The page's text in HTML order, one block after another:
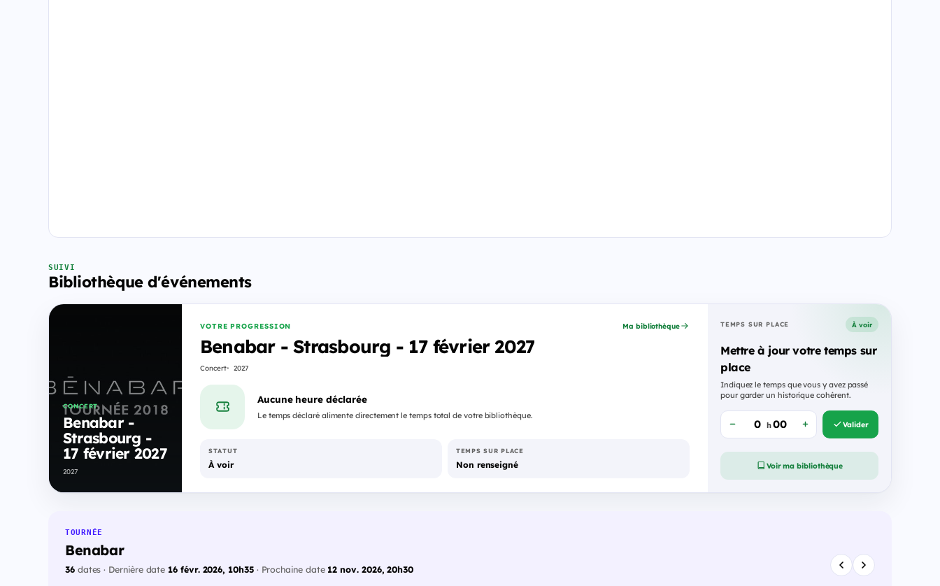
SUIVI
Bibliothèque d'événements
CONCERT
Benabar -
Strasbourg -
17 février 2027
2027
VOTRE PROGRESSION
Benabar - Strasbourg - 17 février 2027
Concert 2027
Ma bibliothèque
Aucune heure déclarée
Le temps déclaré alimente directement le temps total de votre bibliothèque.
STATUT
À voir
TEMPS SUR PLACE
Non renseigné
TEMPS SUR PLACE À voir
Mettre à jour votre temps sur
place
Indiquez le temps que vous y avez passé
pour garder un historique cohérent.
h Valider
Voir ma bibliothèque
TOURNÉE
Benabar
36dates · Dernière date 16 févr. 2026, 10h35· Prochaine date 12 nov. 2026, 20h30